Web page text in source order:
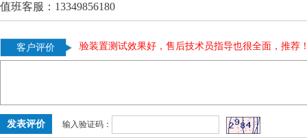
值班客服：13349856180
客户评价
| |
温升试验装置测试效果好，售后技术员指导也很全面，推荐！
输入验证码：